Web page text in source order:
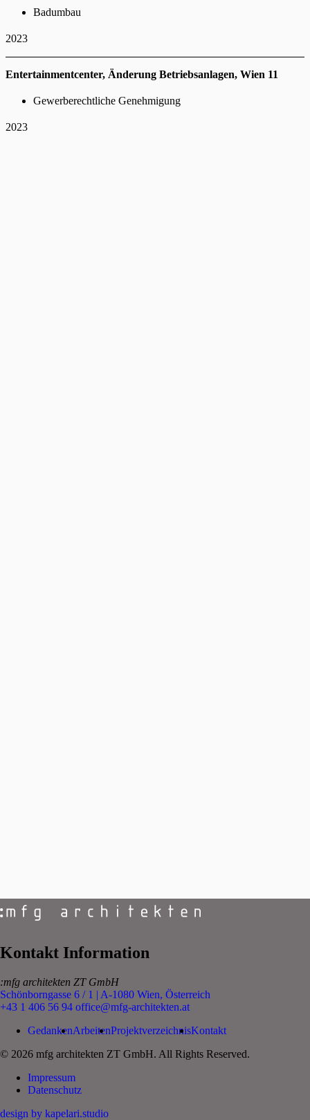
2023
Badumbau
2023
Entertainmentcenter, Änderung Betriebsanlagen, Wien 11
Gewerberechtliche Genehmigung
Kontakt Information
:mfg architekten ZT GmbH
Schönborngasse 6 / 1 | A-1080 Wien, Österreich
+43 1 406 56 94 office@mfg-architekten.at
GedankenArbeitenProjektverzeichnisKontakt
© 2026 mfg architekten ZT GmbH. All Rights Reserved.
Impressum
Datenschutz
design by kapelari.studio